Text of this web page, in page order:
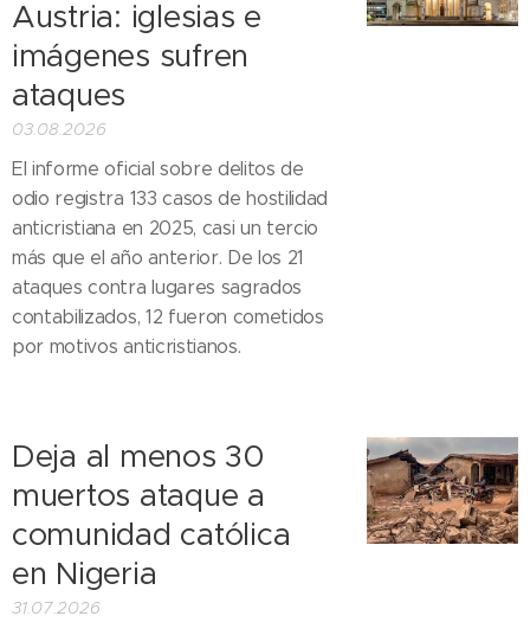
Austria: iglesias e
imágenes sufren
ataques
03.08.2026
El informe oficial sobre delitos de
odio registra 133 casos de hostilidad
anticristiana en 2025, casi un tercio
más que el año anterior. De los 21
ataques contra lugares sagrados
contabilizados, 12 fueron cometidos
por motivos anticristianos.
Deja al menos 30
muertos ataque a
comunidad católica
en Nigeria
31.07.2026